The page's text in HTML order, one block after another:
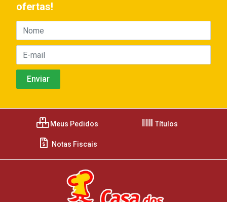
ofertas!
Meus Pedidos Títulos
Notas Fiscais